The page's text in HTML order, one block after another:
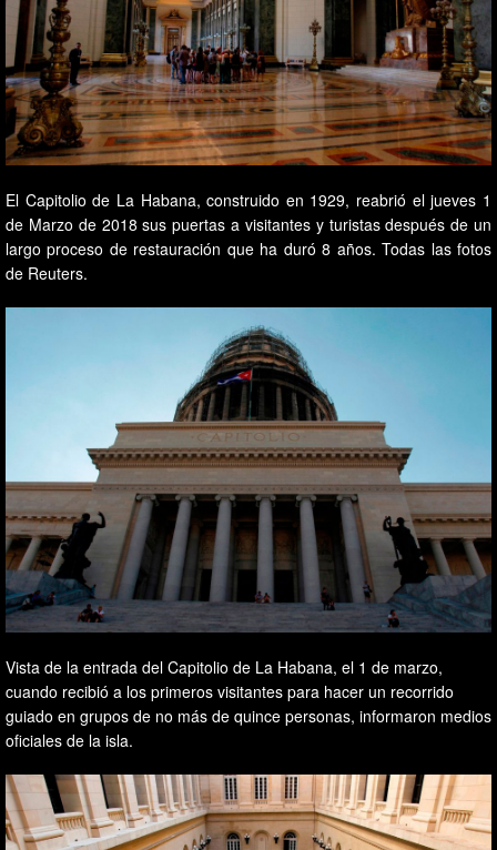
El Capitolio de La Habana, construido en 1929, reabrió el jueves 1
de Marzo de 2018 sus puertas a visitantes y turistas después de un
largo proceso de restauración que ha duró 8 años. Todas las fotos
de Reuters.
Vista de la entrada del Capitolio de La Habana, el 1 de marzo,
cuando recibió a los primeros visitantes para hacer un recorrido
guiado en grupos de no más de quince personas, informaron medios
oficiales de la isla.